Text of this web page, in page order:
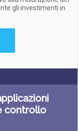
gli investimenti in
controllo